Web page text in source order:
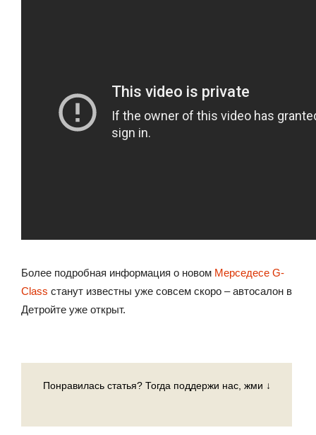
Более подробная информация о новом Мерседесе G-
Class станут известны уже совсем скоро – автосалон в
Детройте уже открыт.
Понравилась статья? Тогда поддержи нас, жми ↓